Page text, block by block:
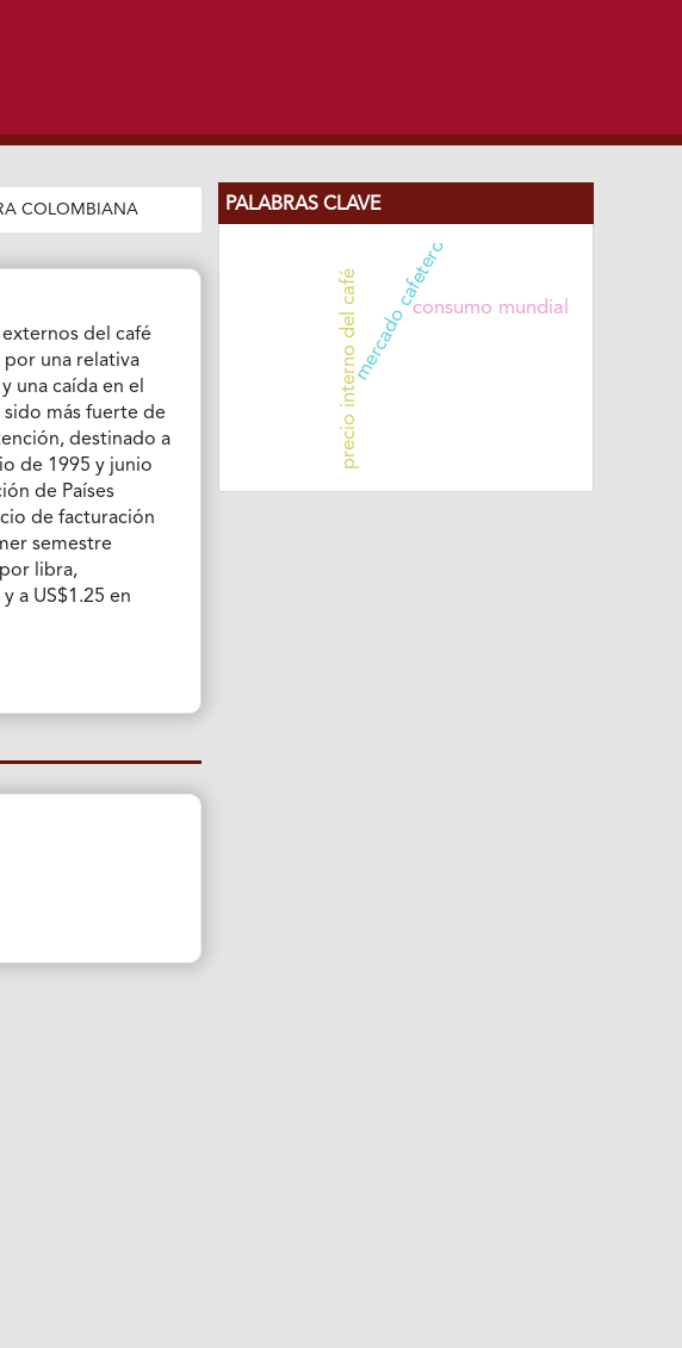
COLOMBIANA
del café
por una relativa
una caída en el
más fuerte de
destinado a
de 1995 y junio
de Países
de facturación
semestre
libra,
a US$1.25 en
PALABRAS CLAVE
mercado cafeteroconsumo mundial
precio interno del café